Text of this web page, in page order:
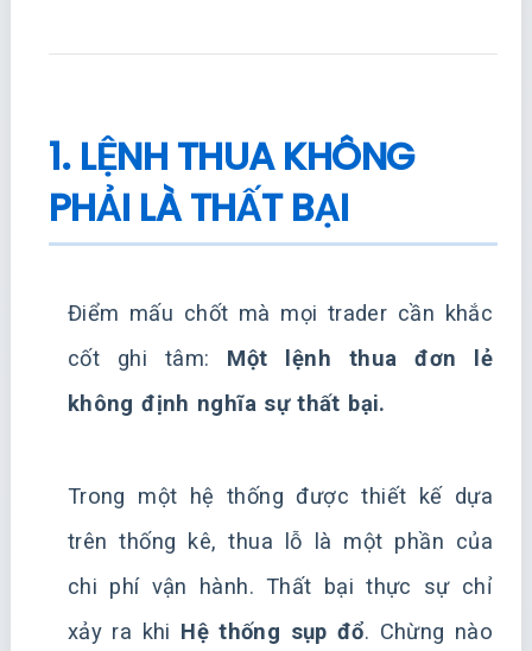
1. LỆNH THUA KHÔNG
PHẢI LÀ THẤT BẠI
Điểm mấu chốt mà mọi trader cần khắc
cốt ghi tâm: Một lệnh thua đơn lẻ
không định nghĩa sự thất bại.
Trong một hệ thống được thiết kế dựa
trên thống kê, thua lỗ là một phần của
chi phí vận hành. Thất bại thực sự chỉ
xảy ra khi Hệ thống sụp đổ. Chừng nào